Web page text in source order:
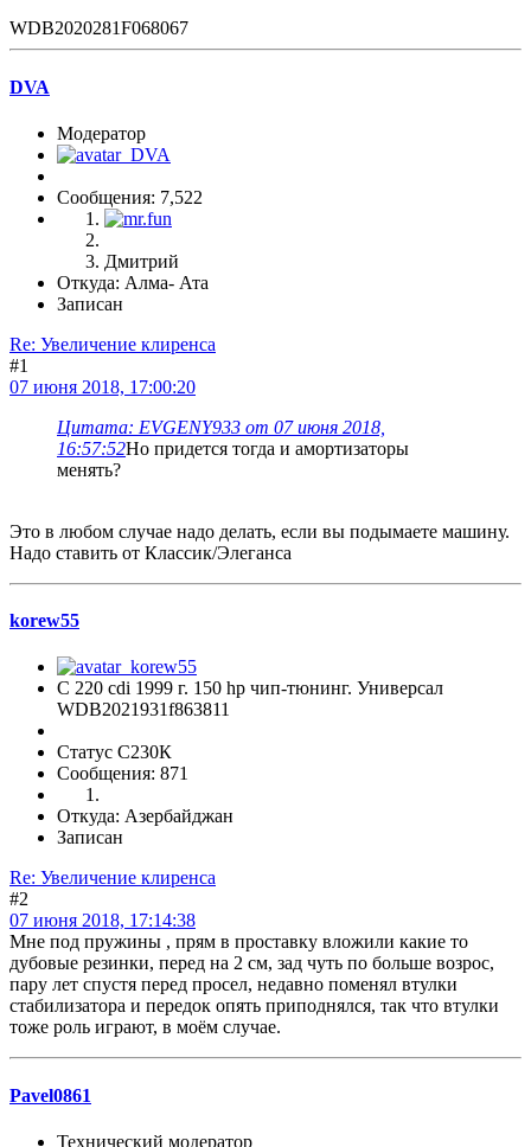
WDB2020281F068067
DVA
Модератор
Сообщения: 7,522
Дмитрий
Откуда: Алма- Ата
Записан
Re: Увеличение клиренса
#1
07 июня 2018, 17:00:20
Цитата: EVGENY933 от 07 июня 2018,
16:57:52Но придется тогда и амортизаторы
менять?
Это в любом случае надо делать, если вы подымаете машину.
Надо ставить от Классик/Элеганса
korew55
C 220 cdi 1999 г. 150 hp чип-тюнинг. Универсал
WDB2021931f863811
Статус С230К
Сообщения: 871
Откуда: Азербайджан
Записан
Re: Увеличение клиренса
#2
07 июня 2018, 17:14:38
Мне под пружины , прям в проставку вложили какие то
дубовые резинки, перед на 2 см, зад чуть по больше возрос,
пару лет спустя перед просел, недавно поменял втулки
стабилизатора и передок опять приподнялся, так что втулки
тоже роль играют, в моём случае.
Pavel0861
Технический модератор